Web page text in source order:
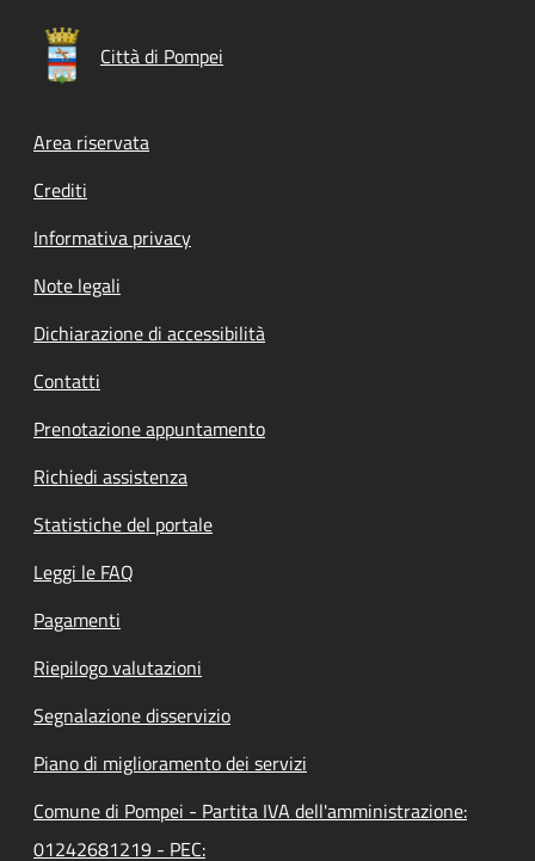
Città di Pompei
Footer menu
Area riservata
Crediti
Informativa privacy
Note legali
Dichiarazione di accessibilità
Contatti
Prenotazione appuntamento
Richiedi assistenza
Statistiche del portale
Leggi le FAQ
Pagamenti
Riepilogo valutazioni
Segnalazione disservizio
Piano di miglioramento dei servizi
Comune di Pompei - Partita IVA dell'amministrazione:
01242681219 - PEC: